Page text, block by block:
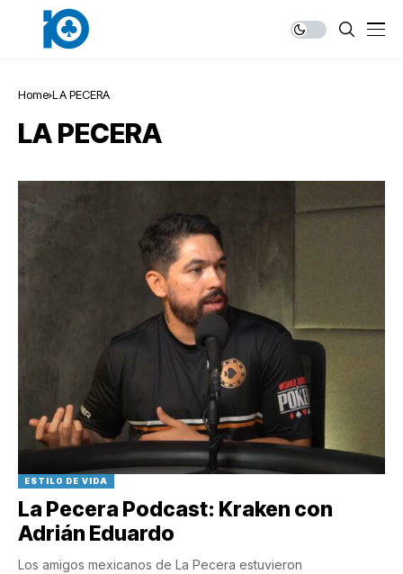
Home LA PECERA
LA PECERA
ESTILO DE VIDA
La Pecera Podcast: Kraken con
Adrián Eduardo
Los amigos mexicanos de La Pecera estuvieron